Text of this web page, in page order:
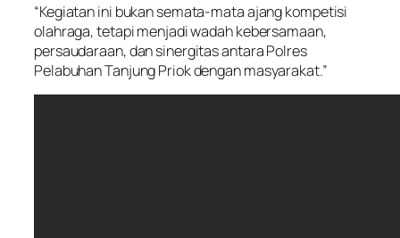
“Kegiatan ini bukan semata-mata ajang kompetisi
olahraga, tetapi menjadi wadah kebersamaan,
persaudaraan, dan sinergitas antara Polres
Pelabuhan Tanjung Priok dengan masyarakat.”